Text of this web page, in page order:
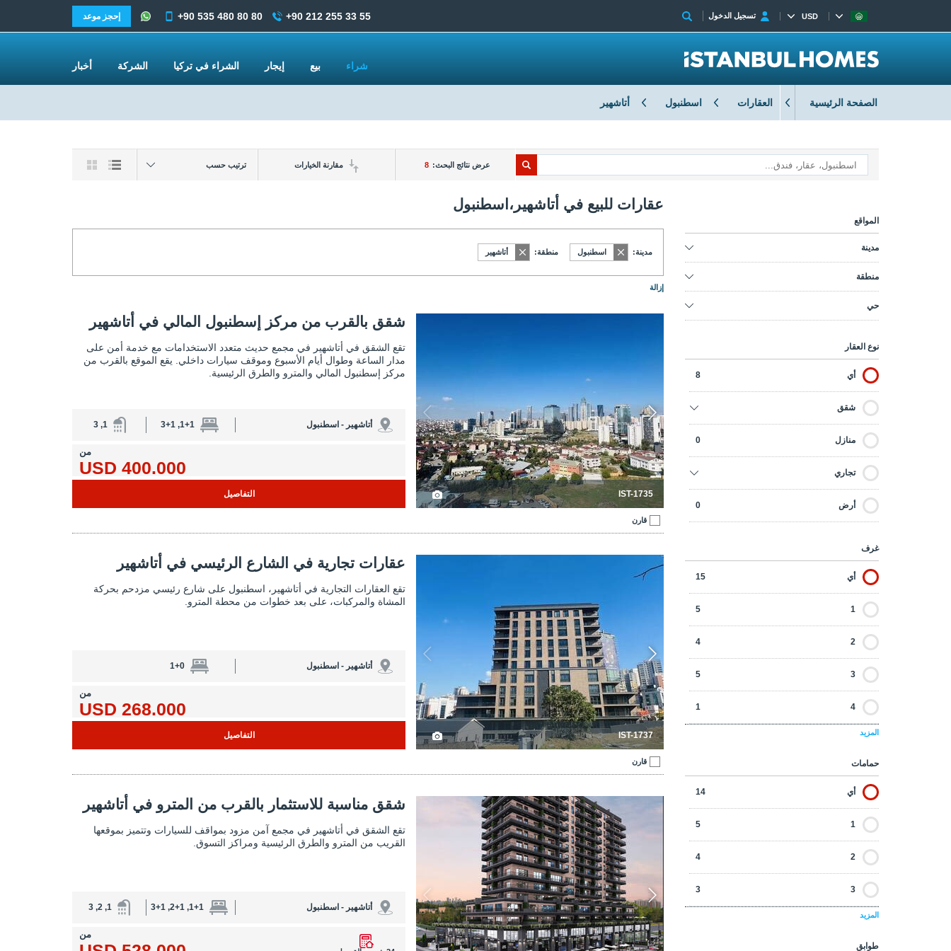
الصفحة الرئيسية العقارات اسطنبول أتاشهير
عرض نتائج البحث: 8 مقارنة الخيارات ترتيب حسب
المواقع
مدينة
منطقة
حي
نوع العقار
أي 8
شقق
منازل 0
تجاري
أرض 0
غرف
أي 15
1
5
2
4
3
5
4
1
المزيد
حمامات
أي 14
1
5
2
4
3
3
المزيد
طوابق
عقارات للبيع في أتاشهير،اسطنبول
مدينة: اسطنبول منطقة: أتاشهير
إزالة
شقق بالقرب من مركز إسطنبول المالي شقق بالقرب من مركز إسطنبول المالي في أتاشهير 2
IST-1735
شقق بالقرب من مركز إسطنبول المالي في أتاشهير
تقع الشقق في أتاشهير في مجمع حديث متعدد الاستخدامات مع خدمة أمن على
مدار الساعة وطوال أيام الأسبوع وموقف سيارات داخلي. يقع الموقع بالقرب من
مركز إسطنبول المالي والمترو والطرق الرئيسية.
أتاشهير - اسطنبول 1+1, 3+1
1, 3
من
400.000 USD
التفاصيل
قارن
عقارات تجارية في الشارع الرئيسي في أتاشهير 2
IST-1737
عقارات تجارية في الشارع الرئيسي في أتاشهير
تقع العقارات التجارية في أتاشهير، اسطنبول على شارع رئيسي مزدحم بحركة
المشاة والمركبات، على بعد خطوات من محطة المترو.
أتاشهير - اسطنبول 1+0
من
268.000 USD
التفاصيل
قارن
شقق مناسبة للاستثمار بالقرب من المترو شقق مناسبة للاستثمار بالقرب من المترو في أتاشهير 2 شقق مناسبة للاستثمار بالقرب من المترو في أتاشهير 3 شقق مناسبة للاستثمار بالقرب من المترو في أتاشهير
تقع الشقق في أتاشهير في مجمع آمن مزود بمواقف للسيارات وتتميز بموقعها
القريب من المترو والطرق الرئيسية ومراكز التسوق.
أتاشهير - اسطنبول 1+1, 2+1, 3+1
1, 2, 3
من
USD تسجيل الدخول +90 212 255 33 55
+90 535 480 80 80 إحجز موعد
شراء بيع إيجار الشراء في تركيا الشركة أخبار